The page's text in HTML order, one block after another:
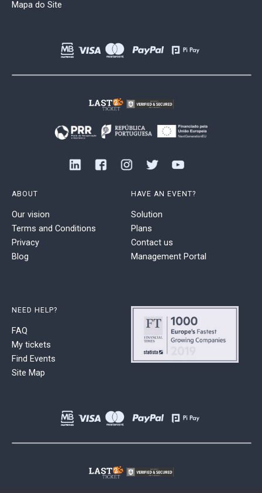
Mapa do Site
ABOUT
Our vision
Terms and Conditions
Privacy
Blog
HAVE AN EVENT?
Solution
Plans
Contact us
Management Portal
NEED HELP?
FAQ
My tickets
Find Events
Site Map